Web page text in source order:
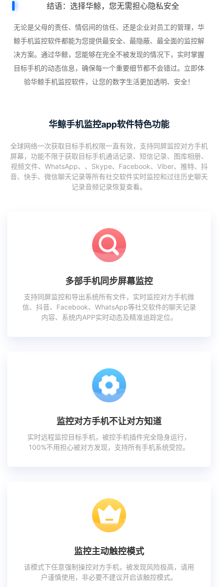
结语：选择华鲸，您无需担心隐私安全
无论是父母的责任、情侣间的信任、还是企业对员工的管理，华
鲸手机监控软件都能为您提供最安全、最隐蔽、最全面的监控解
决方案。通过华鲸，您能够在完全不被发现的情况下，实时掌握
目标手机的动态信息，确保每一个重要细节都不会错过。立即体
验华鲸手机监控软件，让您的数字生活更加透明、安全！
华鲸手机监控app软件特色功能
全球网络一次获取目标手机权限一直有效，支持同屏监控对方手机
屏幕，功能不限于获取目标手机通话记录、短信记录、图库相册、
视频文件、WhatsApp、、Skype、Facebook、Viber、推特、抖
音、快手、微信聊天记录等所有社交软件实时监控和过往历史聊天
记录音频记录恢复查看。
多部手机同步屏幕监控
支持同屏监控和导出系统所有文件，实时监控对方手机微
信、抖音、Facebook、WhatsApp等社交软件的聊天记录
内容、系统内APP实时动态及精准追踪定位。
监控对方手机不让对方知道
实时远程监控目标手机，被控手机插件完全隐身运行，
100%不用担心被对方发现，支持所有手机系统受控。
监控主动触控模式
该模式下任意强制操控对方手机，被发现风险极高，请用
户谨慎使用，非必要不建议开启该触控模式。